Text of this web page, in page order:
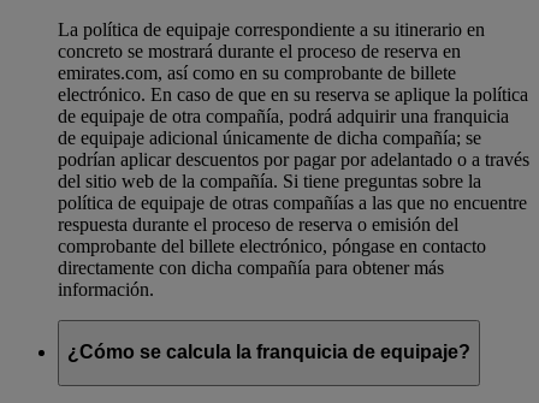
La política de equipaje correspondiente a su itinerario en
concreto se mostrará durante el proceso de reserva en
emirates.com, así como en su comprobante de billete
electrónico. En caso de que en su reserva se aplique la política
de equipaje de otra compañía, podrá adquirir una franquicia
de equipaje adicional únicamente de dicha compañía; se
podrían aplicar descuentos por pagar por adelantado o a través
del sitio web de la compañía. Si tiene preguntas sobre la
política de equipaje de otras compañías a las que no encuentre
respuesta durante el proceso de reserva o emisión del
comprobante del billete electrónico, póngase en contacto
directamente con dicha compañía para obtener más
información.
¿Cómo se calcula la franquicia de equipaje?